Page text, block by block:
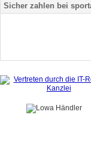
Sicher zahlen bei